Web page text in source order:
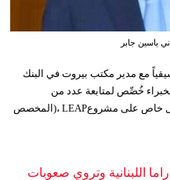
ياسين جابر
مع مدير مكتب بيروت في البنك
خُصِّص لمتابعة عدد من
المشاريع قيد التنفيذ، وجرى التركيز بشكل خاص على مشروعLEAP ،(المخصص
اللبنانية وتروي صعوبات